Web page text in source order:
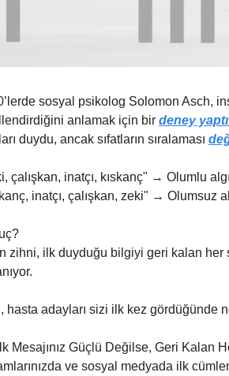
sosyal psikolog Solomon Asch,
anlamak için bir deney
duydu, ancak sıfatların sıralaması
çalışkan, inatçı, kıskanç" → Olumlu
inatçı, çalışkan, zeki" → Olumsuz
zihni, ilk duyduğu bilgiyi geri kalan
hasta adayları sizi ilk kez gördüğünde
İlk Mesajınız Güçlü Değilse, Geri Kalan
ve sosyal medyada ilk